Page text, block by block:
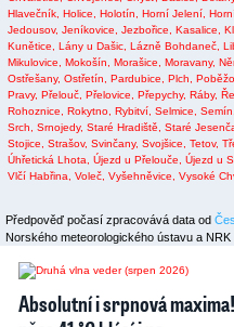
Hlavečník, Holice, Holotín, Horní Jelení,
Jedousov, Jeníkovice, Jezbořice, Kasalice,
Kunětice, Lány u Dašic, Lázně Bohdaneč,
Mikulovice, Mokošín, Morašice, Moravany,
Ostřešany, Ostřetín, Pardubice, Plch,
Pravy, Přelouč, Přelovice, Přepychy, Ráby,
Rohoznice, Rokytno, Rybitví, Selmice, Semín,
Srch, Srnojedy, Staré Hradiště, Staré
Stojice, Strašov, Svinčany, Svojšice, Tetov,
Úhřetická Lhota, Újezd u Přelouče, Újezd u
Vlčí Habřina, Voleč, Vyšehněvice, Vysoké
Předpověď počasí zpracovává data od
Norského meteorologického ústavu a NRK
Absolutní i srpnová